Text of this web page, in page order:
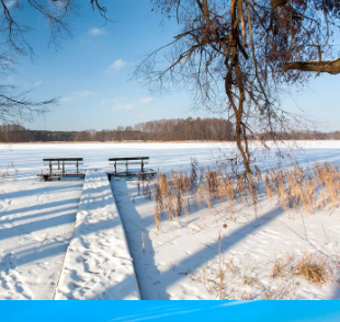
Zugefrorener See in den Masuren